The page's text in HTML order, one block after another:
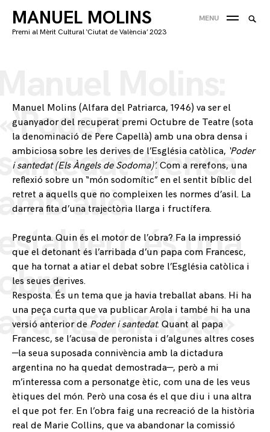
Skip
toMANUEL MOLINS
Premi al Mèrit Cultural ‘Ciutat de València’ 2023
MENU
i
trenca
allò
és una
Manuel Molins (Alfara del Patriarca, 1946) va ser el
guanyador del recuperat premi Octubre de Teatre (sota
la denominació de Pere Capellà) amb una obra densa i
ambiciosa sobre les derives de l’Església catòlica, ‘Poder
i santedat (Els Àngels de Sodoma)’. Com a rerefons, una
reflexió sobre un “món sodomític” en el sentit bíblic del
retret a aquells que no compleixen les normes d’asil. La
darrera fita d’una trajectòria llarga i fructífera.
Pregunta. Quin és el motor de l’obra? Fa la impressió
que el detonant és l’arribada d’un papa com Francesc,
que ha tornat a atiar el debat sobre l’Església catòlica i
les seues derives.
Resposta. És un tema que ja havia treballat abans. Hi ha
una peça curta que va publicar Arola i també hi ha una
versió anterior de Poder i santedat. Quant al papa
Francesc, se l’acusa de peronista i d’algunes altres coses
—la seua suposada connivència amb la dictadura
argentina no ha quedat demostrada—, però a mi
m’interessa com a personatge ètic, com una de les veus
ètiques del món. Però una cosa és el que diu i una altra
el que pot fer. En l’obra faig una recreació de la història
real de Marie Collins, que va abandonar la comissió